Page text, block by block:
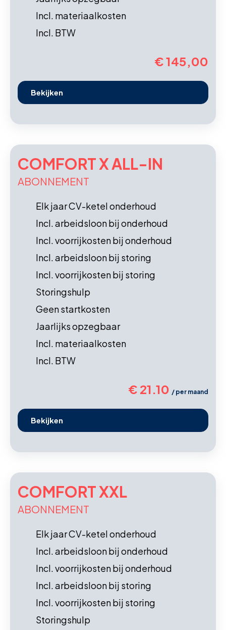
Incl. materiaalkosten
Incl. BTW
€ 145,00
Bekijken
COMFORT X ALL-IN
ABONNEMENT
Elk jaar CV-ketel onderhoud
Incl. arbeidsloon bij onderhoud
Incl. voorrijkosten bij onderhoud
Incl. arbeidsloon bij storing
Incl. voorrijkosten bij storing
Storingshulp
Geen startkosten
Jaarlijks opzegbaar
Incl. materiaalkosten
Incl. BTW
€ 21.10 / per maand
Bekijken
COMFORT XXL
ABONNEMENT
Elk jaar CV-ketel onderhoud
Incl. arbeidsloon bij onderhoud
Incl. voorrijkosten bij onderhoud
Incl. arbeidsloon bij storing
Incl. voorrijkosten bij storing
Storingshulp